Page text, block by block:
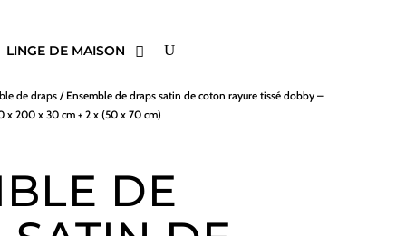
LINGE DE MAISON
de draps / Ensemble de draps satin de coton rayure tissé dobby –
x 200 x 30 cm + 2 x (50 x 70 cm)
DE